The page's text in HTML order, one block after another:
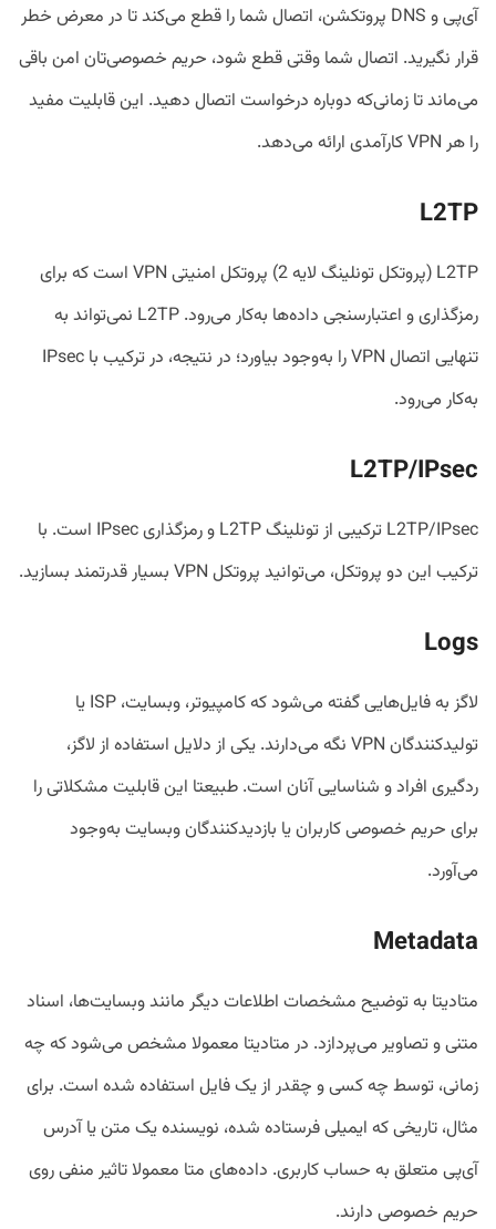
آی‌پی و DNS پروتکشن، اتصال شما را قطع می‌کند تا در معرض خطر
قرار نگیرید. اتصال شما وقتی قطع شود، حریم خصوصی‌تان امن باقی
می‌ماند تا زمانی‌که دوباره درخواست اتصال دهید. این قابلیت مفید
را هر VPN کارآمدی ارائه می‌دهد.
L2TP
L2TP (پروتکل تونلینگ لایه 2) پروتکل امنیتی VPN است که برای
رمزگذاری و اعتبارسنجی داده‌ها به‌کار می‌رود. L2TP نمی‌تواند به
تنهایی اتصال VPN را به‌وجود بیاورد؛ در نتیجه، در ترکیب با IPsec
به‌کار می‌رود.
L2TP/IPsec
L2TP/IPsec ترکیبی از تونلینگ L2TP و رمزگذاری IPsec است. با
ترکیب این دو پروتکل، می‌توانید پروتکل VPN بسیار قدرتمند بسازید.
Logs
لاگز به فایل‌هایی گفته می‌شود که کامپیوتر، وبسایت، ISP یا
تولیدکنندگان VPN نگه می‌دارند. یکی از دلایل استفاده از لاگز،
ردگیری افراد و شناسایی آنان است. طبیعتا این قابلیت مشکلاتی را
برای حریم خصوصی کاربران یا بازدیدکنندگان وبسایت به‌وجود
می‌آورد.
Metadata
متادیتا به توضیح مشخصات اطلاعات دیگر مانند وبسایت‌ها، اسناد
متنی و تصاویر می‌پردازد. در متادیتا معمولا مشخص می‌شود که چه
زمانی، توسط چه کسی و چقدر از یک فایل استفاده شده است. برای
مثال، تاریخی که ایمیلی فرستاده شده، نویسنده یک متن یا آدرس
آی‌پی متعلق به حساب کاربری. داده‌های متا معمولا تاثیر منفی روی
حریم خصوصی دارند.